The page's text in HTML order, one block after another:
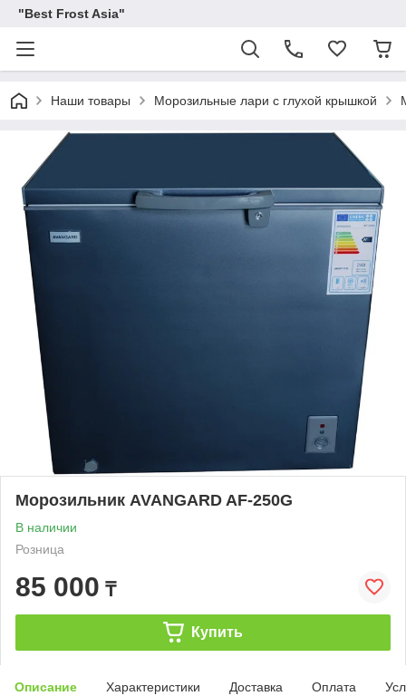
"Best Frost Asia"
Наши товары Морозильные лари с глухой крышкой
Морозильник AVANGARD AF-250G
В наличии
Розница
85 000 ₸
Купить
Описание Характеристики Доставка Оплата